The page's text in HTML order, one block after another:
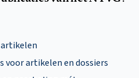
voor artikelen en dossiers